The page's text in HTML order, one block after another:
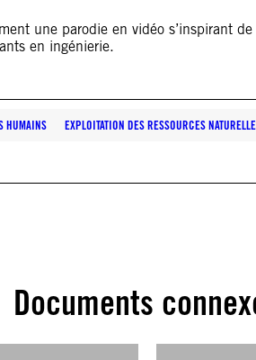
une parodie en vidéo s’inspirant
en ingénierie.
HUMAINS EXPLOITATION DES RESSOURCES
Documents